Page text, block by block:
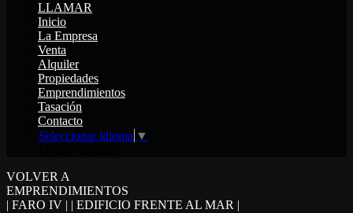
LLAMAR
Inicio
La Empresa
Venta
Alquiler
Propiedades
Emprendimientos
Tasación
Contacto
Seleccionar idioma ▼
VOLVER A
EMPRENDIMIENTOS
| FARO IV | | EDIFICIO FRENTE AL MAR |